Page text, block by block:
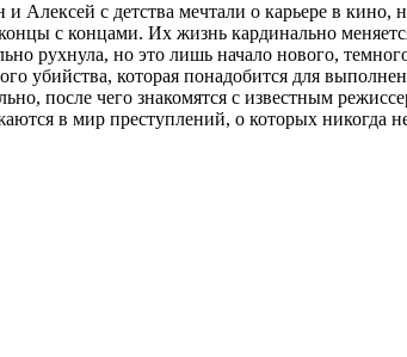
с детства мечтали о карьере в кино,
с концами. Их жизнь кардинально
рухнула, но это лишь начало нового,
убийства, которая понадобится для
после чего знакомятся с известным
в мир преступлений, о которых никогда